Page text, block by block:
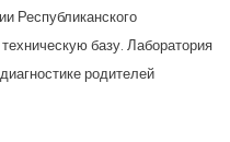
Республиканского
базу. Лаборатория
родителей